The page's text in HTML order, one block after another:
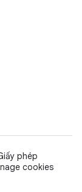
phép
cookies